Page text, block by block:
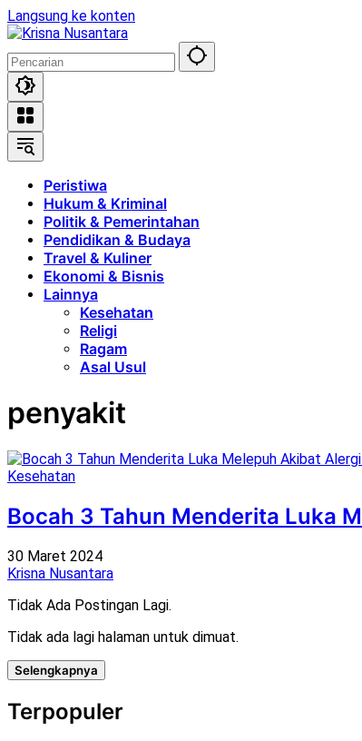
Langsung ke konten
Peristiwa
Hukum & Kriminal
Politik & Pemerintahan
Pendidikan & Budaya
Travel & Kuliner
Ekonomi & Bisnis
Lainnya
Kesehatan
Religi
Ragam
Asal Usul
penyakit
Kesehatan
Bocah 3 Tahun Menderita Luka
30 Maret 2024
Krisna Nusantara
Tidak Ada Postingan Lagi.
Tidak ada lagi halaman untuk dimuat.
Selengkapnya
Terpopuler